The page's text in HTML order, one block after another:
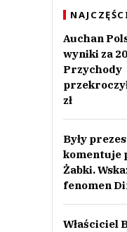
Auchan
wyniki za
Przychody
zł
Były
komentuje
Żabki.
fenomen
Właściciel